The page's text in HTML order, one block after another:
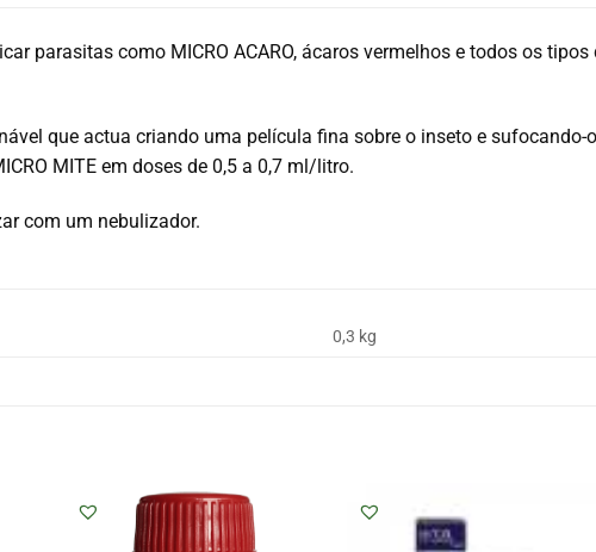
parasitas como MICRO ACARO, ácaros vermelhos e todos os
que actua criando uma película fina sobre o inseto e sufocando-
MITE em doses de 0,5 a 0,7 ml/litro.
com um nebulizador.
0,3 kg